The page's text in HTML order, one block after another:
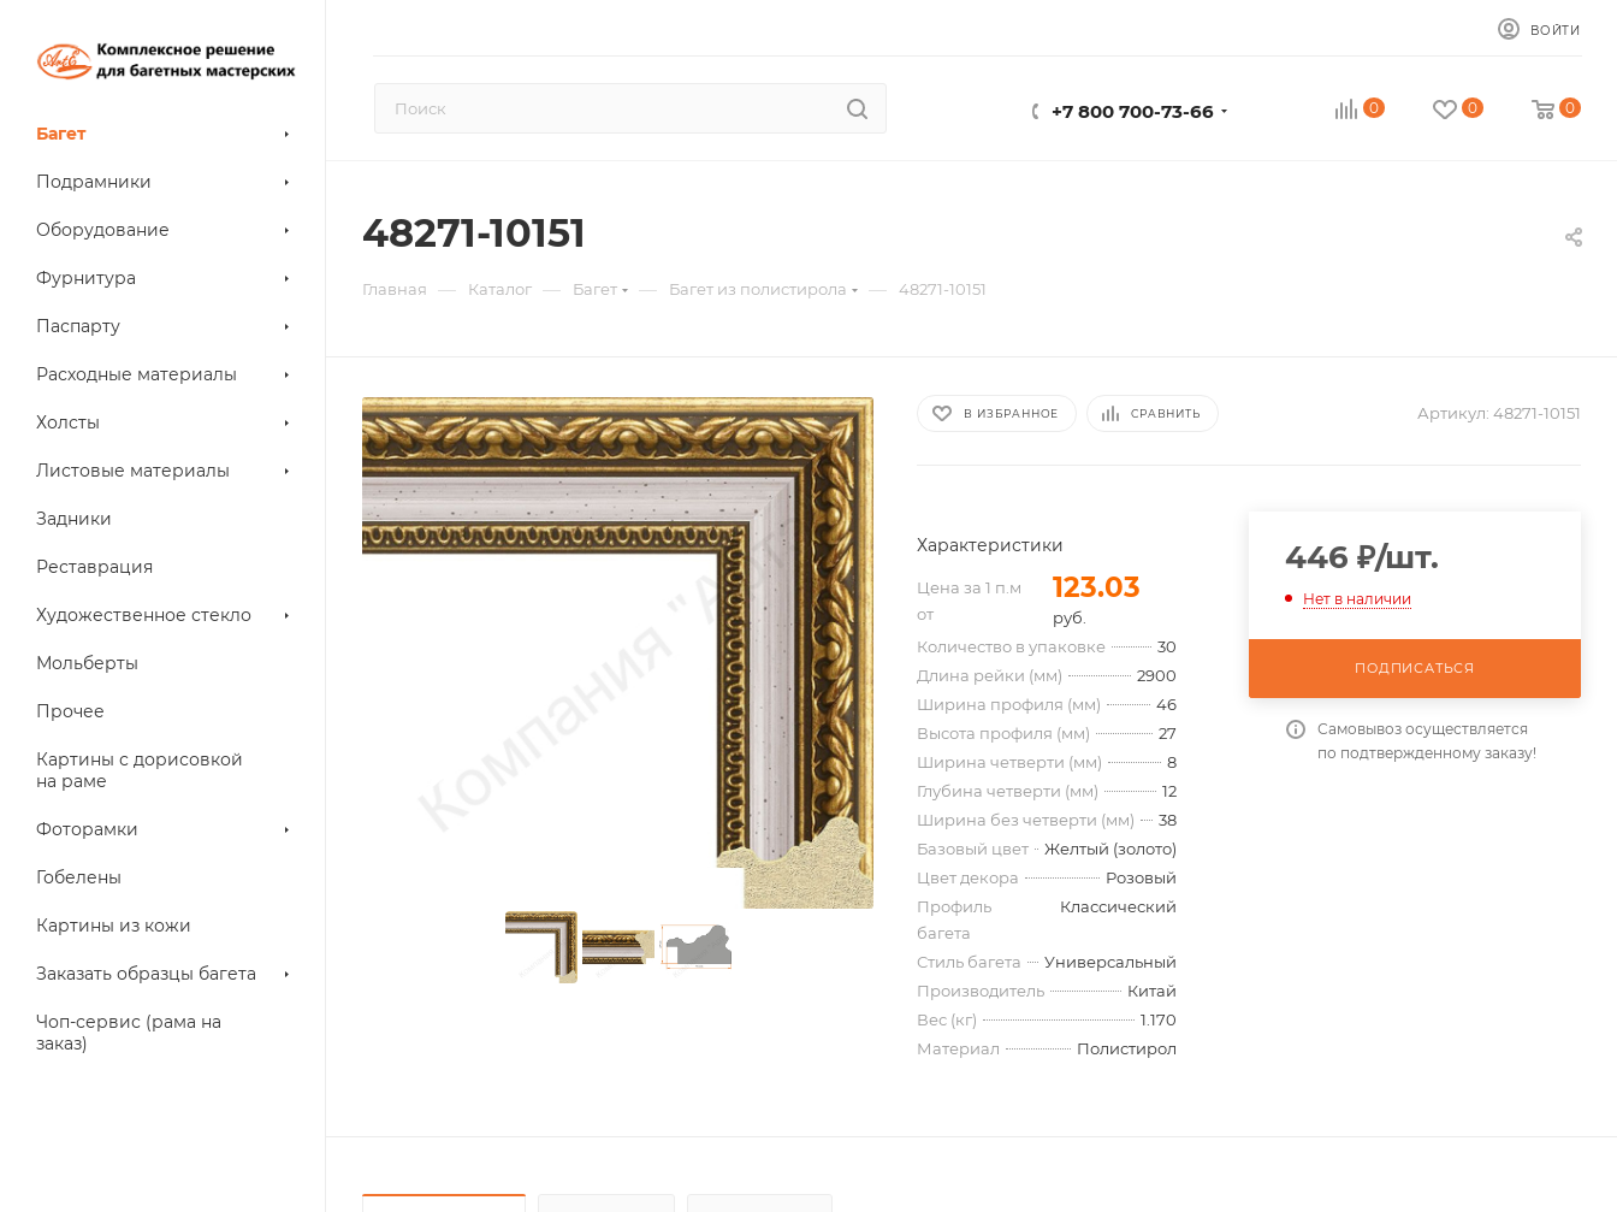
ВОЙТИ
+7 800 700-73-66 0 0 0
Багет
Подрамники
Оборудование
Фурнитура
Паспарту
Расходные материалы
Холсты
Листовые материалы
Задники
Реставрация
Художественное стекло
Мольберты
Прочее
Картины с дорисовкой
на раме
Фоторамки
Гобелены
Картины из кожи
Заказать образцы багета
Чоп-сервис (рама на
заказ)
48271-10151
Главная — Каталог — Багет — Багет из полистирола — 48271-10151
В ИЗБРАННОЕ СРАВНИТЬ Артикул: 48271-10151
Характеристики
Цена за 1 п.м
от
123.03
руб.
Количество в упаковке
30
Длина рейки (мм)
2900
Ширина профиля (мм)
46
Высота профиля (мм)
27
Ширина четверти (мм)
8
Глубина четверти (мм)
12
Ширина без четверти (мм)
38
Базовый цвет
Желтый (золото)
Цвет декора
Розовый
Профиль
багета
Классический
Стиль багета
Универсальный
Производитель
Китай
Вес (кг)
1.170
Материал
Полистирол
446 ₽/шт.
Нет в наличии
ПОДПИСАТЬСЯ
Самовывоз осуществляется
по подтвержденному заказу!